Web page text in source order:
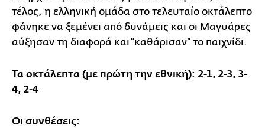
τέλος, η ελληνική ομάδα στο τελευταίο οκτάλεπτο
φάνηκε να ξεμένει από δυνάμεις και οι Μαγυάρες
αύξησαν τη διαφορά και “καθάρισαν” το παιχνίδι.
Τα οκτάλεπτα (με πρώτη την εθνική): 2-1, 2-3, 3-
4, 2-4
Οι συνθέσεις: